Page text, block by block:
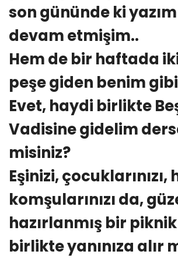
son gününde ki
devam etmişim..
Hem de bir haftada
peşe giden benim
Evet, haydi birlikte
Vadisine gidelim
misiniz?
Eşinizi, çocuklarınızı,
komşularınızı da,
hazırlanmış bir
birlikte yanınıza alır